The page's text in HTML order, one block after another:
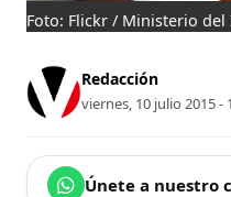
Foto: Flickr / Ministerio
Redacción
viernes, 10 julio 2015 -
Únete a nuestro